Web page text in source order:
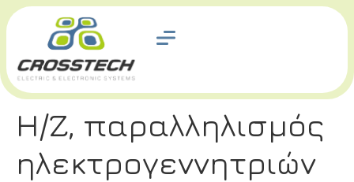
Η/Ζ, παραλληλισμός
ηλεκτρογεννητριών